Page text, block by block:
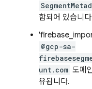
함되어 있습니
@gcp-sa-
unt.com 도메
유됩니다.